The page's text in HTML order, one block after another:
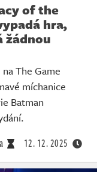
of the
hra,
žádnou
The Game
míchanice
Batman
12. 12. 2025